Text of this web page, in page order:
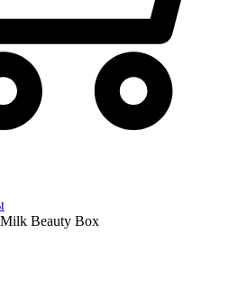
Beauty Box